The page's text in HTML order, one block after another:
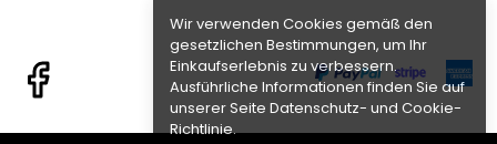
Wir verwenden Cookies gemäß den
gesetzlichen Bestimmungen, um Ihr
Einkaufserlebnis zu verbessern.
Ausführliche Informationen finden Sie auf
unserer Seite Datenschutz- und Cookie-
Richtlinie.